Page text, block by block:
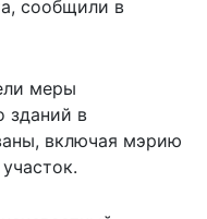
сообщили в
меры
зданий в
включая мэрию